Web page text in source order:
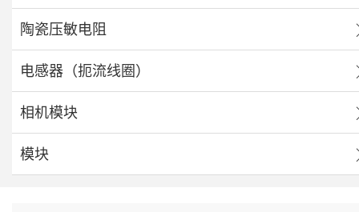
陶瓷压敏电阻
电感器（扼流线圈）
相机模块
模块